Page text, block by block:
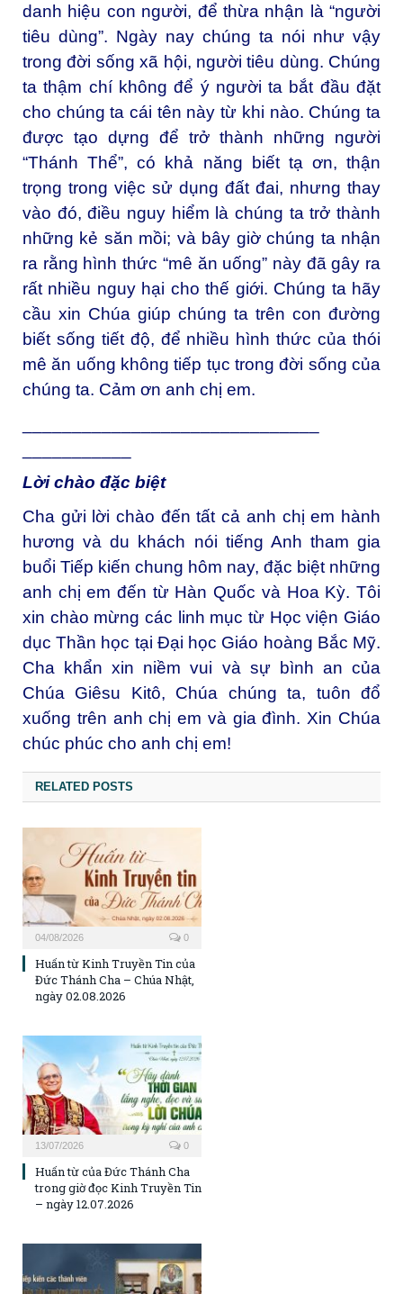
danh hiệu con người, để thừa nhận là “người
tiêu dùng”. Ngày nay chúng ta nói như vậy
trong đời sống xã hội, người tiêu dùng. Chúng
ta thậm chí không để ý người ta bắt đầu đặt
cho chúng ta cái tên này từ khi nào. Chúng ta
được tạo dựng để trở thành những người
“Thánh Thể”, có khả năng biết tạ ơn, thận
trọng trong việc sử dụng đất đai, nhưng thay
vào đó, điều nguy hiểm là chúng ta trở thành
những kẻ săn mồi; và bây giờ chúng ta nhận
ra rằng hình thức “mê ăn uống” này đã gây ra
rất nhiều nguy hại cho thế giới. Chúng ta hãy
cầu xin Chúa giúp chúng ta trên con đường
biết sống tiết độ, để nhiều hình thức của thói
mê ăn uống không tiếp tục trong đời sống của
chúng ta. Cảm ơn anh chị em.
Lời chào đặc biệt
Cha gửi lời chào đến tất cả anh chị em hành
hương và du khách nói tiếng Anh tham gia
buổi Tiếp kiến chung hôm nay, đặc biệt những
anh chị em đến từ Hàn Quốc và Hoa Kỳ. Tôi
xin chào mừng các linh mục từ Học viện Giáo
dục Thần học tại Đại học Giáo hoàng Bắc Mỹ.
Cha khẩn xin niềm vui và sự bình an của
Chúa Giêsu Kitô, Chúa chúng ta, tuôn đổ
xuống trên anh chị em và gia đình. Xin Chúa
chúc phúc cho anh chị em!
RELATED POSTS
04/08/2026 0
Huấn từ Kinh Truyền Tin của
Đức Thánh Cha – Chúa Nhật,
ngày 02.08.2026
13/07/2026 0
Huấn từ của Đức Thánh Cha
trong giờ đọc Kinh Truyền Tin
– ngày 12.07.2026